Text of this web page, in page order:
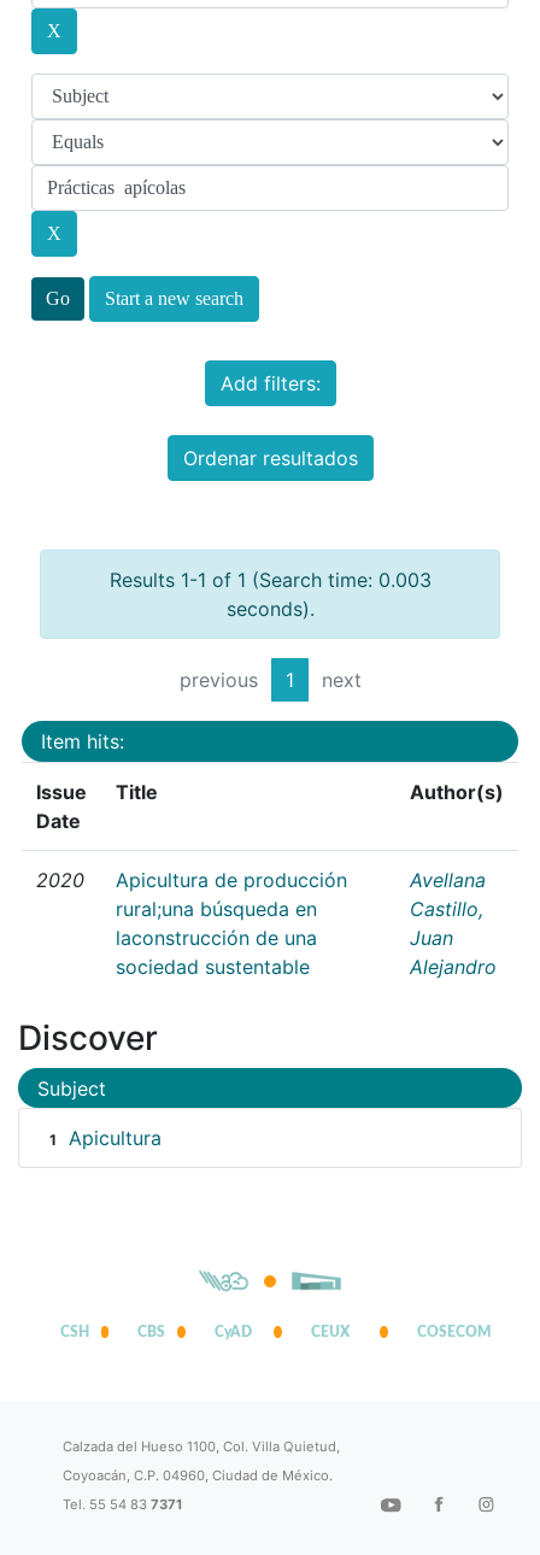
Start a new search
Add filters:
Ordenar resultados
Results 1-1 of 1 (Search time: 0.003
seconds).
previous 1 next
Item hits:
Issue
Date
Title Author(s)
2020
Apicultura de producción
rural;una búsqueda en
laconstrucción de una
sociedad sustentable
Avellana
Castillo,
Juan
Alejandro
Discover
Subject
1 Apicultura
CSH CBS CyAD CEUX COSECOM
Calzada del Hueso 1100, Col. Villa Quietud,
Coyoacán, C.P. 04960, Ciudad de México.
Tel. 55 54 837371